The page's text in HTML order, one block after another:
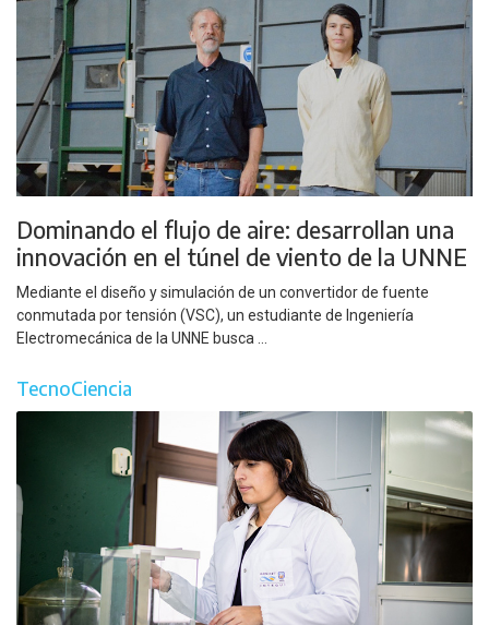
Dominando el flujo de aire: desarrollan una
innovación en el túnel de viento de la UNNE
Mediante el diseño y simulación de un convertidor de fuente
conmutada por tensión (VSC), un estudiante de Ingeniería
Electromecánica de la UNNE busca ...
TecnoCiencia